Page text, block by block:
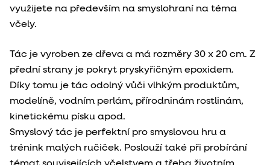
využijete na především na smyslohraní na téma
včely.
Tác je vyroben ze dřeva a má rozměry 30 x 20 cm. Z
přední strany je pokryt pryskyřičným epoxidem.
Díky tomu je tác odolný vůči vlhkým produktům,
modelíně, vodním perlám, přírodninám rostlinám,
kinetickému písku apod.
Smyslový tác je perfektní pro smyslovou hru a
trénink malých ručiček. Poslouží také při probírání